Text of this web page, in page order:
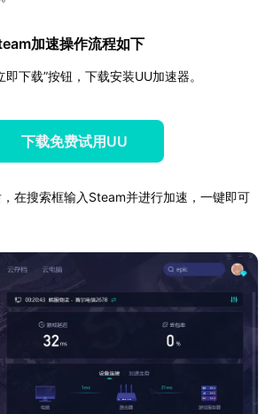
加速操作流程如下
下载”按钮，下载安装UU加速器。
下载免费试用UU
在搜索框输入Steam并进行加速，一键即可